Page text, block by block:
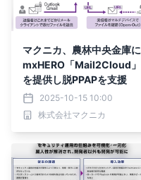
マクニカ、農林中央金庫に
mxHERO「Mail2Cloud」
を提供し脱PPAPを支援
2025-10-15 10:00
株式会社マクニカ